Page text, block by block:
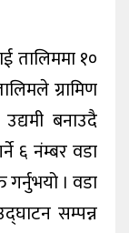
तालिममा १०
ग्रामिण
बनाउदै
६ नंम्बर वडा
। वडा
सम्पन्न